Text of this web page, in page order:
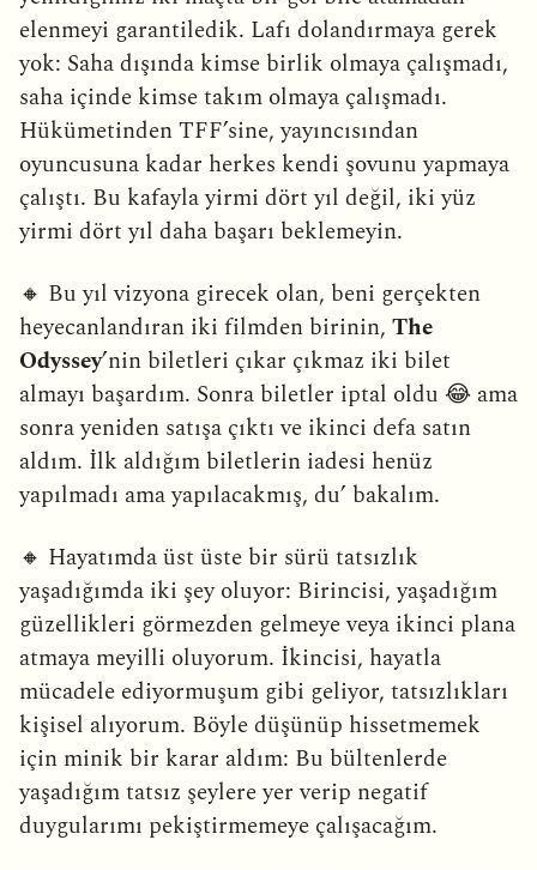
elenmeyi garantiledik. Lafı dolandırmaya gerek
yok: Saha dışında kimse birlik olmaya çalışmadı,
saha içinde kimse takım olmaya çalışmadı.
Hükümetinden TFF’sine, yayıncısından
oyuncusuna kadar herkes kendi şovunu yapmaya
çalıştı. Bu kafayla yirmi dört yıl değil, iki yüz
yirmi dört yıl daha başarı beklemeyin.
🔸 Bu yıl vizyona girecek olan, beni gerçekten
heyecanlandıran iki filmden birinin, The
Odyssey’nin biletleri çıkar çıkmaz iki bilet
almayı başardım. Sonra biletler iptal oldu 😂 ama
sonra yeniden satışa çıktı ve ikinci defa satın
aldım. İlk aldığım biletlerin iadesi henüz
yapılmadı ama yapılacakmış, du’ bakalım.
🔸 Hayatımda üst üste bir sürü tatsızlık
yaşadığımda iki şey oluyor: Birincisi, yaşadığım
güzellikleri görmezden gelmeye veya ikinci plana
atmaya meyilli oluyorum. İkincisi, hayatla
mücadele ediyormuşum gibi geliyor, tatsızlıkları
kişisel alıyorum. Böyle düşünüp hissetmemek
için minik bir karar aldım: Bu bültenlerde
yaşadığım tatsız şeylere yer verip negatif
duygularımı pekiştirmemeye çalışacağım.